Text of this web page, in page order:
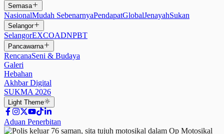
Semasa
NasionalMudah SebenarnyaPendapatGlobalJenayahSukan
Selangor
SelangorEXCOADNPBT
Pancawarna
RencanaSeni & Budaya
Galeri
Hebahan
Akhbar Digital
SUKMA 2026
Light Theme
Aduan Penerbitan